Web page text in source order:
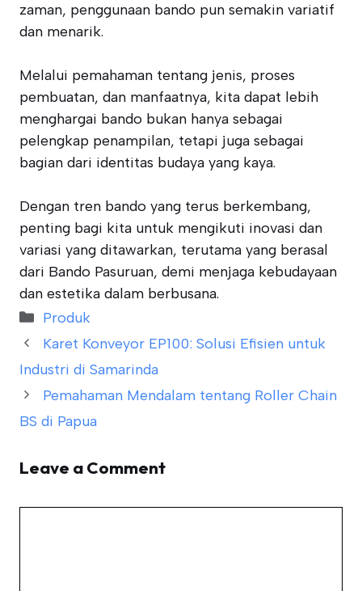
zaman, penggunaan bando pun semakin variatif
dan menarik.
Melalui pemahaman tentang jenis, proses
pembuatan, dan manfaatnya, kita dapat lebih
menghargai bando bukan hanya sebagai
pelengkap penampilan, tetapi juga sebagai
bagian dari identitas budaya yang kaya.
Dengan tren bando yang terus berkembang,
penting bagi kita untuk mengikuti inovasi dan
variasi yang ditawarkan, terutama yang berasal
dari Bando Pasuruan, demi menjaga kebudayaan
dan estetika dalam berbusana.
Categories
Produk
Karet Konveyor EP100: Solusi Efisien untuk
Industri di Samarinda
Pemahaman Mendalam tentang Roller Chain
BS di Papua
Leave a Comment